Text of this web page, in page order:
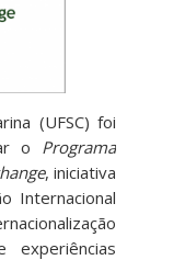
(UFSC) foi
o Programa
, iniciativa
Internacional